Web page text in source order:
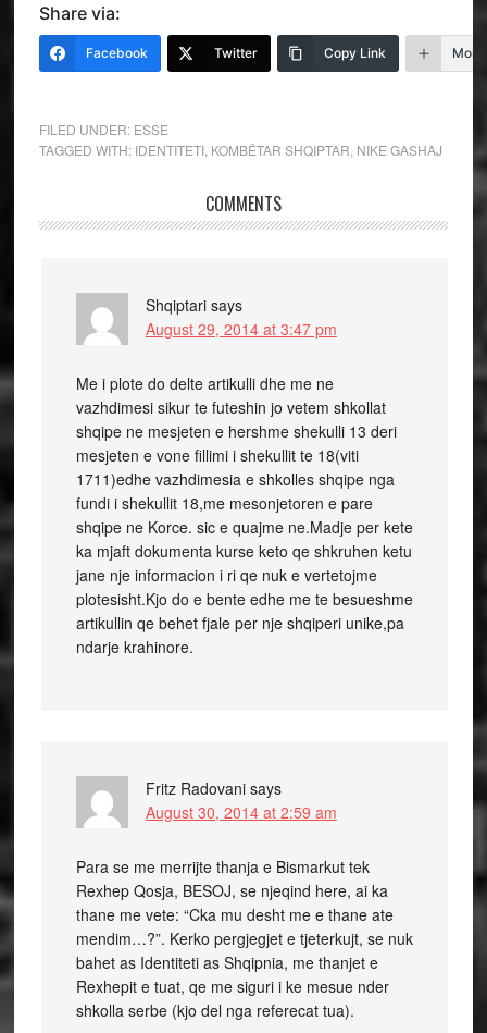
Share via:
Facebook Twitter Copy Link More
FILED UNDER: ESSE
TAGGED WITH: IDENTITETI, KOMBËTAR SHQIPTAR NIKE GASHAJ
COMMENTS
Shqiptari says
August 29, 2014 at 3:47 pm
Me i plote do delte artikulli dhe me ne
vazhdimesi sikur te futeshin jo vetem shkollat
shqipe ne mesjeten e hershme shekulli 13 deri
mesjeten e vone fillimi i shekullit te 18(viti
1711)edhe vazhdimesia e shkolles shqipe nga
fundi i shekullit 18,me mesonjetoren e pare
shqipe ne Korce. sic e quajme ne.Madje per kete
ka mjaft dokumenta kurse keto qe shkruhen ketu
jane nje informacion i ri qe nuk e vertetojme
plotesisht.Kjo do e bente edhe me te besueshme
artikullin qe behet fjale per nje shqiperi unike,pa
ndarje krahinore.
Fritz Radovani says
August 30, 2014 at 2:59 am
Para se me merrijte thanja e Bismarkut tek
Rexhep Qosja, BESOJ, se njeqind here, ai ka
thane me vete: “Cka mu desht me e thane ate
mendim…?”. Kerko pergjegjet e tjeterkujt, se nuk
bahet as Identiteti as Shqipnia, me thanjet e
Rexhepit e tuat, qe me siguri i ke mesue nder
shkolla serbe (kjo del nga referecat tua).